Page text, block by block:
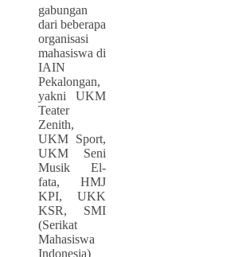
gabungan
dari beberapa
organisasi
mahasiswa di
IAIN
Pekalongan,
yakni UKM
Teater
Zenith,
UKM Sport,
UKM Seni
Musik El-
fata, HMJ
KPI, UKK
KSR, SMI
(Serikat
Mahasiswa
Indonesia)